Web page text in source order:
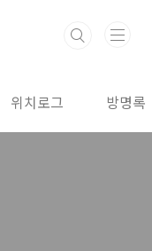
위치로그 방명록